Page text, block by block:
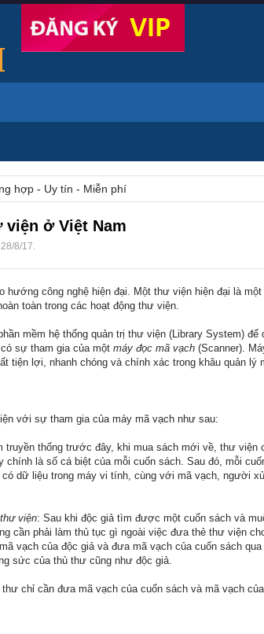
hợp - Uy tín - Miễn phí
viện ở Việt Nam
28/8/17.
hướng công nghệ hiện đại. Một thư viện hiện đại là
toàn trong các hoạt động thư viện.
mềm hệ thống quản trị thư viện (Library System) để
sự tham gia của một máy đọc mã vạch (Scanner).
tiện lợi, nhanh chóng và chính xác trong khâu quản lý
với sự tham gia của máy mã vạch như sau:
truyền thống trước đây, khi mua sách mới về, thư viện
chính là số cá biệt của mỗi cuốn sách. Sau đó, mỗi
dữ liệu trong máy vi tính, cùng với mã vạch, người
viện: Sau khi độc giả tìm được một cuốn sách và
cần phải làm thủ tục gì ngoài việc đưa thẻ thư viện
vạch của độc giả và đưa mã vạch của cuốn sách
sức của thủ thư cũng như độc giả.
chỉ cần đưa mã vạch của cuốn sách và mã vạch